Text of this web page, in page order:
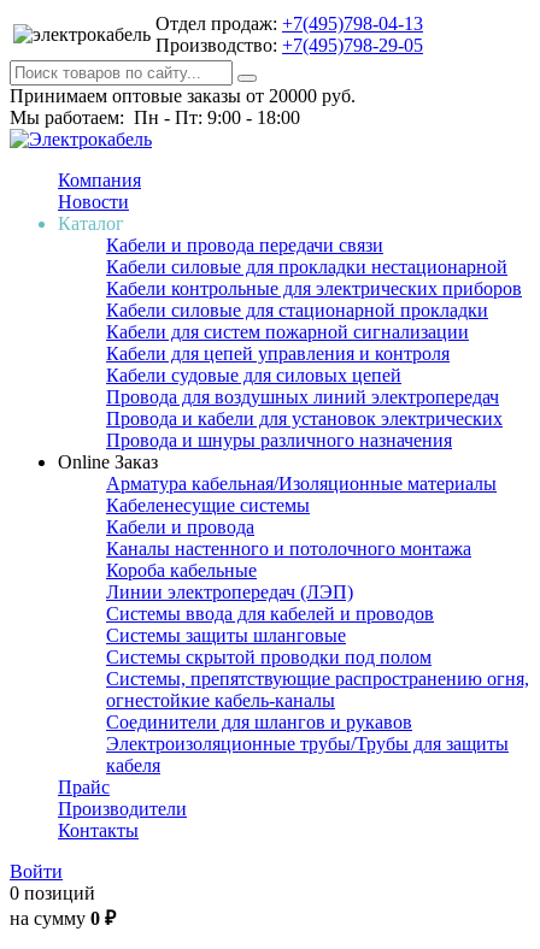
Отдел продаж: +7(495)798-04-13
Производство: +7(495)798-29-05
Принимаем оптовые заказы от 20000 руб.
Мы работаем: Пн - Пт: 9:00 - 18:00
Компания
Новости
Каталог
Кабели и провода передачи связи
Кабели силовые для прокладки нестационарной
Кабели контрольные для электрических приборов
Кабели силовые для стационарной прокладки
Кабели для систем пожарной сигнализации
Кабели для цепей управления и контроля
Кабели судовые для силовых цепей
Провода для воздушных линий электропередач
Провода и кабели для установок электрических
Провода и шнуры различного назначения
Online Заказ
Арматура кабельная/Изоляционные материалы
Кабеленесущие системы
Кабели и провода
Каналы настенного и потолочного монтажа
Короба кабельные
Линии электропередач (ЛЭП)
Системы ввода для кабелей и проводов
Системы защиты шланговые
Системы скрытой проводки под полом
Системы, препятствующие распространению огня,
огнестойкие кабель-каналы
Соединители для шлангов и рукавов
Электроизоляционные трубы/Трубы для защиты
кабеля
Прайс
Производители
Контакты
Войти
0 позиций
на сумму 0 ₽